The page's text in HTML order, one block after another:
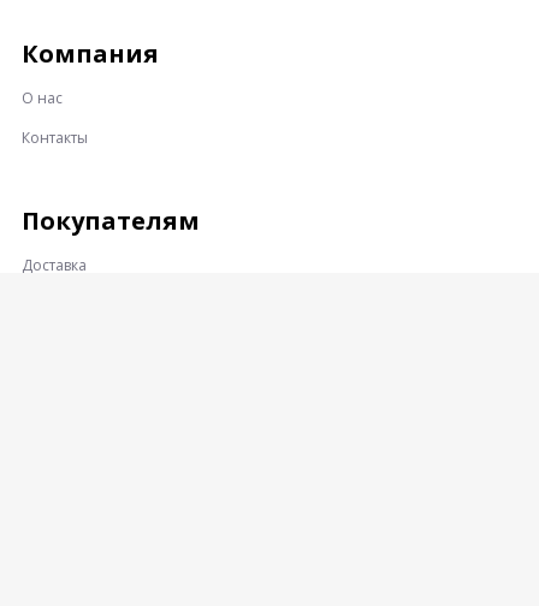
Компания
О нас
Контакты
Покупателям
Доставка